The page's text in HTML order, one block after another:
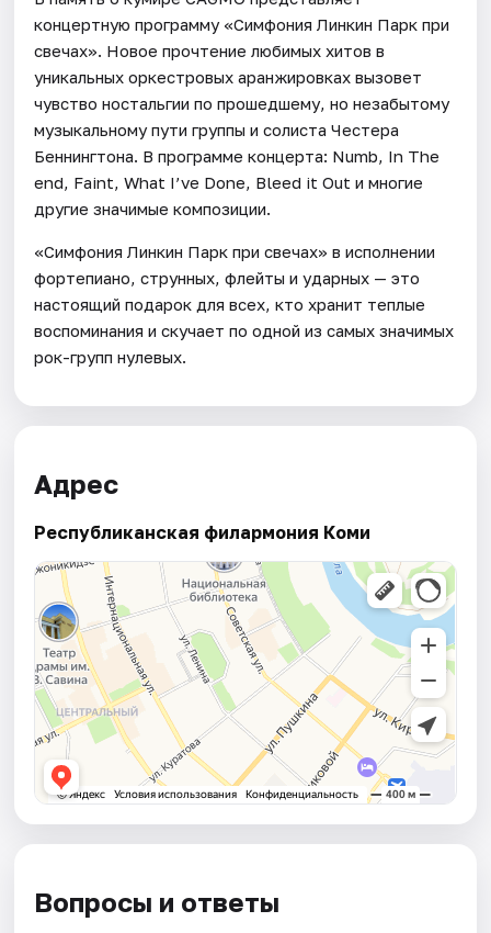
концертную программу «Симфония Линкин Парк при
свечах». Новое прочтение любимых хитов в
уникальных оркестровых аранжировках вызовет
чувство ностальгии по прошедшему, но незабытому
музыкальному пути группы и солиста Честера
Беннингтона. В программе концерта: Numb, In The
end, Faint, What I’ve Done, Bleed it Out и многие
другие значимые композиции.
«Симфония Линкин Парк при свечах» в исполнении
фортепиано, струнных, флейты и ударных — это
настоящий подарок для всех, кто хранит теплые
воспоминания и скучает по одной из самых значимых
рок-групп нулевых.
Адрес
Республиканская филармония Коми
Вопросы и ответы